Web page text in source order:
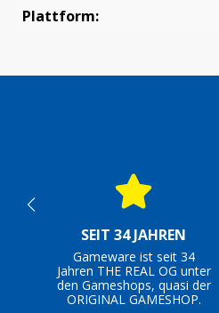
Plattform:
SEIT 34 JAHREN
Gameware ist seit 34
Jahren THE REAL OG unter
den Gameshops, quasi der
ORIGINAL GAMESHOP.